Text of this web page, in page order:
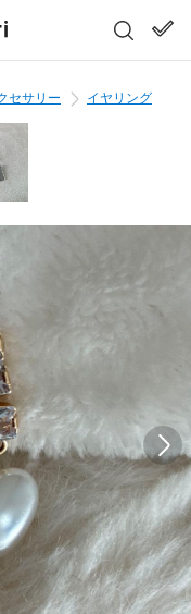
セサリー イヤリング